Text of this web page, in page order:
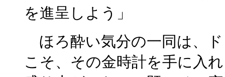
を進呈しよう」
ほろ酔い気分の一同は、
こそ、その金時計を手に入